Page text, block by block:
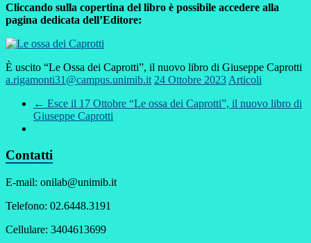
Cliccando sulla copertina del libro è possibile accedere alla
pagina dedicata dell’Editore:
È uscito “Le Ossa dei Caprotti”, il nuovo libro di Giuseppe Caprotti
a.rigamonti31@campus.unimib.it 24 Ottobre 2023 Articoli
← Esce il 17 Ottobre “Le ossa dei Caprotti”, il nuovo libro di
Giuseppe Caprotti
Contatti
E-mail: onilab@unimib.it
Telefono: 02.6448.3191
Cellulare: 3404613699